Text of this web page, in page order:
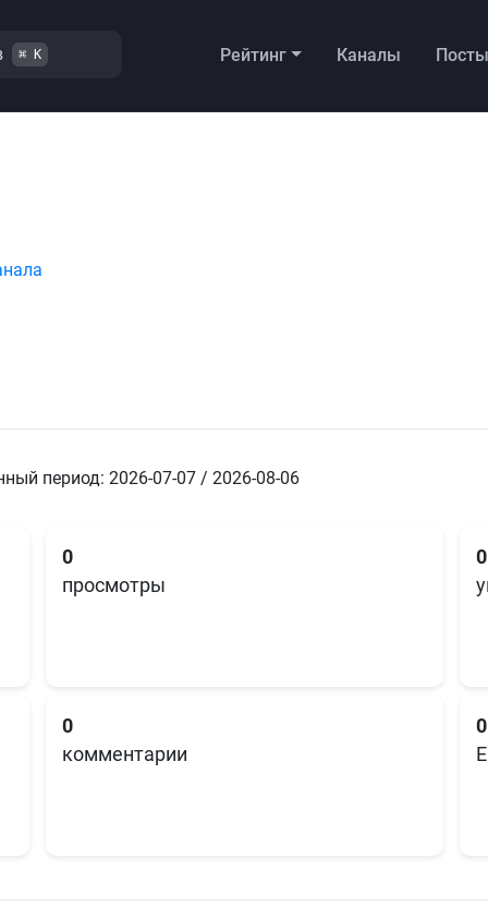
⌘ K Рейтинг Каналы Посты
период: 2026-07-07 / 2026-08-06
0
просмотры
0
0
комментарии
0